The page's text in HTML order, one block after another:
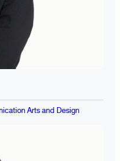
Arts and Design